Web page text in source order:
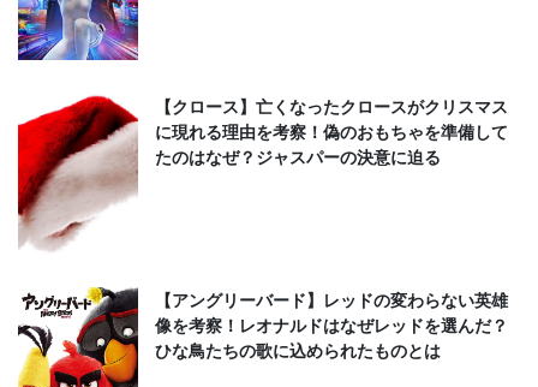
【クロース】亡くなったクロースがクリスマス
に現れる理由を考察！偽のおもちゃを準備して
たのはなぜ？ジャスパーの決意に迫る
【アングリーバード】レッドの変わらない英雄
像を考察！レオナルドはなぜレッドを選んだ？
ひな鳥たちの歌に込められたものとは